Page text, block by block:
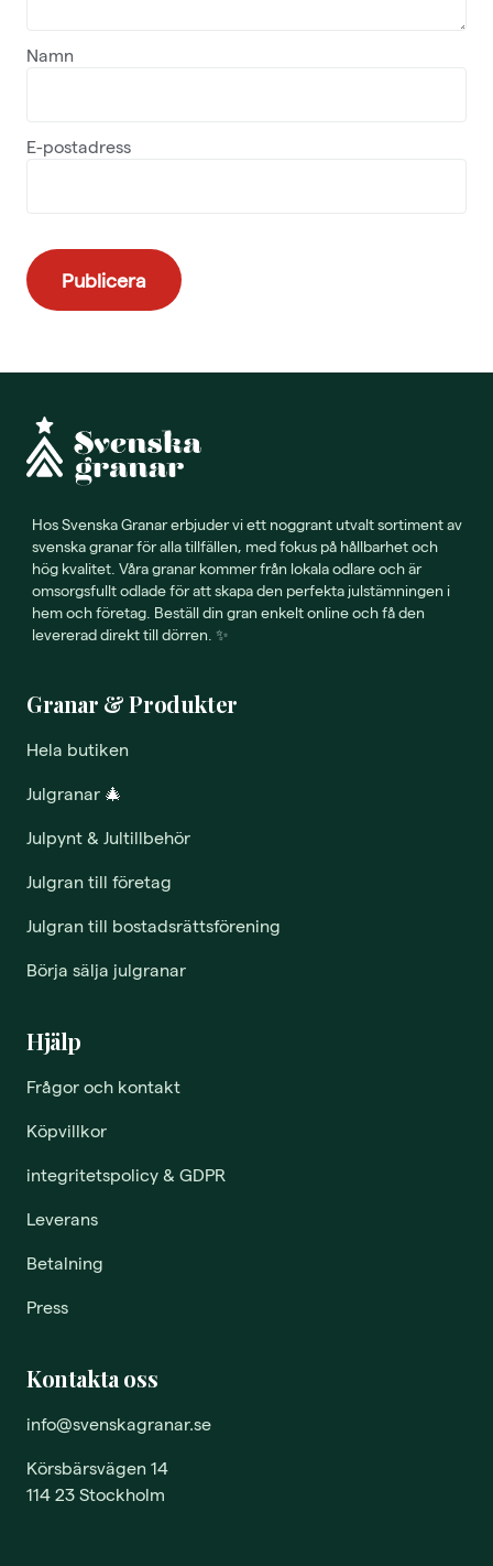
Namn
E-postadress
Hos Svenska Granar erbjuder vi ett noggrant utvalt sortiment av
svenska granar för alla tillfällen, med fokus på hållbarhet och
hög kvalitet. Våra granar kommer från lokala odlare och är
omsorgsfullt odlade för att skapa den perfekta julstämningen i
hem och företag. Beställ din gran enkelt online och få den
levererad direkt till dörren. ✨
Granar & Produkter
Hela butiken
Julgranar 🎄
Julpynt & Jultillbehör
Julgran till företag
Julgran till bostadsrättsförening
Börja sälja julgranar
Hjälp
Frågor och kontakt
Köpvillkor
integritetspolicy & GDPR
Leverans
Betalning
Press
Kontakta oss
info@svenskagranar.se
Körsbärsvägen 14
114 23 Stockholm